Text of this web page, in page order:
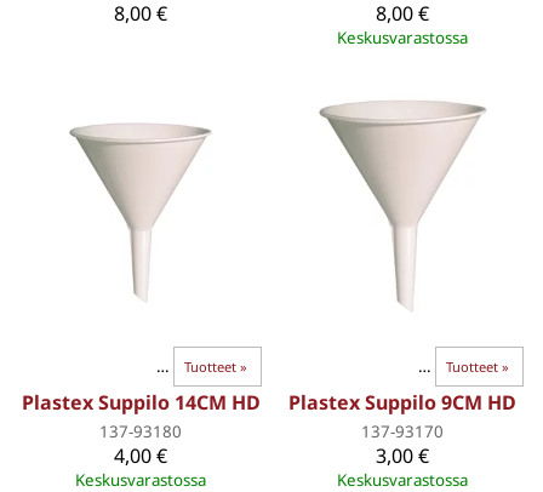
8,00 € 8,00 €
Keskusvarastossa
Tuotteet ‪»
Plastex Suppilo 14CM HD
137-93180
4,00 €
Keskusvarastossa
Tuotteet ‪»
Kanisterit
Plastex Suppilo 9CM HD
137-93170
3,00 €
Keskusvarastossa